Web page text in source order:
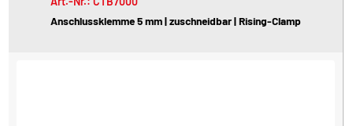
Anschlussklemme 5 mm | zuschneidbar | Rising-Clamp